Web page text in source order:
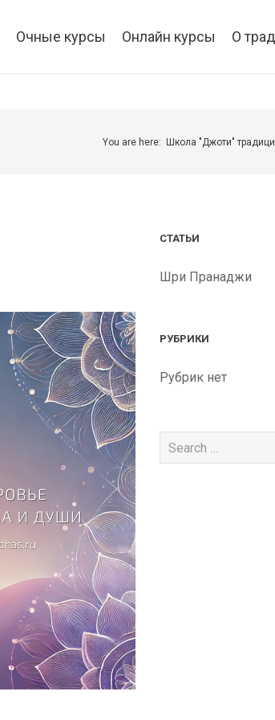
Очные курсы Онлайн курсы О
You are here: Школа "Джоти"
СТАТЬИ
Шри Пранаджи
РУБРИКИ
Рубрик нет